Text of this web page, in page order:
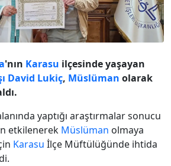
'nın Karasu ilçesinde yaşayan
David Lukiç, Müslüman olarak
yaptığı araştırmalar sonucu
etkilenerek Müslüman olmaya
Karasu İlçe Müftülüğünde ihtida